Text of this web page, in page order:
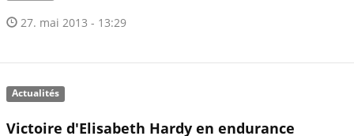
27. mai 2013 - 13:29
Actualités
Victoire d'Elisabeth Hardy en endurance